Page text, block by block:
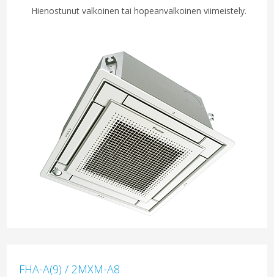
Hienostunut valkoinen tai hopeanvalkoinen viimeistely.
FHA-A(9) / 2MXM-A8